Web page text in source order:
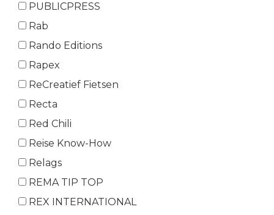
PUBLICPRESS
Rab
Rando Editions
Rapex
ReCreatief Fietsen
Recta
Red Chili
Reise Know-How
Relags
REMA TIP TOP
REX INTERNATIONAL